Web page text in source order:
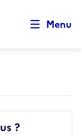
Menu
?